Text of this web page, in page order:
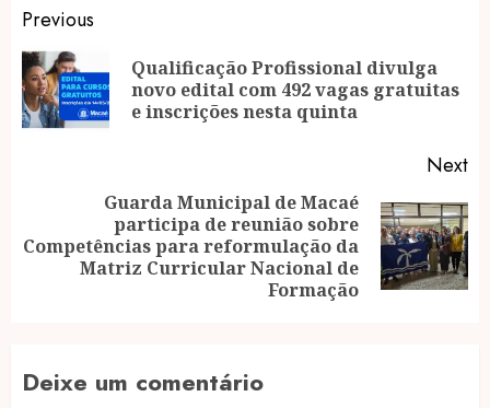
Post
navigation
Previous
Qualificação Profissional divulga
novo edital com 492 vagas gratuitas
e inscrições nesta quinta
Next
Next
Guarda Municipal de Macaé
participa de reunião sobre
Competências para reformulação da
Matriz Curricular Nacional de
Formação
Deixe um comentário